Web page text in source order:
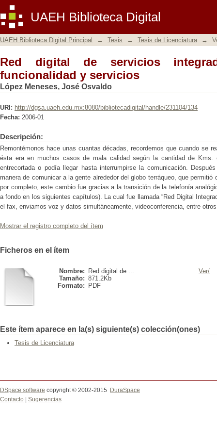
UAEH Biblioteca Digital
Red digital de servicios integrados:
UAEH Biblioteca Digital Principal → Tesis → Tesis de Licenciatura →
Red digital de servicios
funcionalidad y servicios
López Meneses, José Osvaldo
URI: http://dgsa.uaeh.edu.mx:8080/bibliotecadigital/handle/231104/134
Fecha: 2006-01
Descripción:
Remontémonos hace unas cuantas décadas, recordemos que cuando se
ésta era en muchos casos de mala calidad según la cantidad de
entrecortada o podía llegar hasta interrumpirse la comunicación.
manera de comunicar a la gente alrededor del globo terráqueo, que
por completo, este cambio fue gracias a la transición de la telefonía
a fondo en los siguientes capítulos). La cual fue llamada “Red Digital
el fax, enviamos voz y datos simultáneamente, videoconferencia, entre
Mostrar el registro completo del ítem
Ficheros en el ítem
Nombre:
Red digital de ...
Tamaño: 871.2Kb
Formato:
PDF
Ver/
Este ítem aparece en la(s) siguiente(s) colección(ones)
Tesis de Licenciatura
DSpace software copyright © 2002-2015
DuraSpace
Contacto
Sugerencias